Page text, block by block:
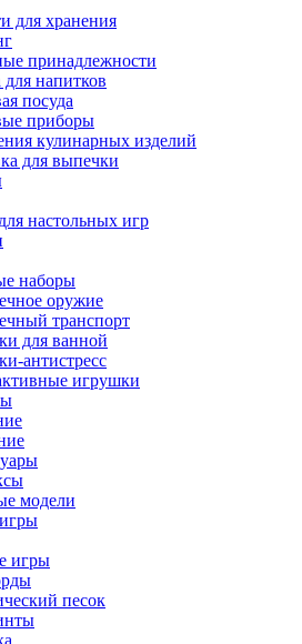
для хранения
принадлежности
напитков
посуда
приборы
кулинарных изделий
для выпечки
настольных игр
наборы
оружие
транспорт
для ванной
антистресс
игрушки
модели
игры
песок